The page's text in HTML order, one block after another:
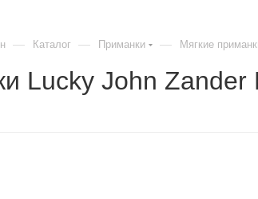
— Каталог — Приманки — Мягкие
Lucky John